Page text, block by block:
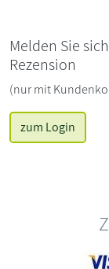
Melden Sie
Rezension
(nur mit
zum Login